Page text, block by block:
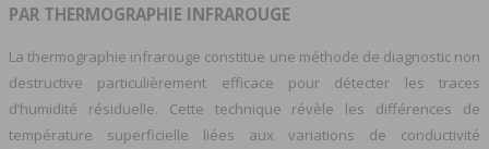
PAR THERMOGRAPHIE INFRAROUGE
La thermographie infrarouge constitue une méthode de diagnostic non
destructive particulièrement efficace pour détecter les traces
d’humidité résiduelle. Cette technique révèle les différences de
température superficielle liées aux variations de conductivité